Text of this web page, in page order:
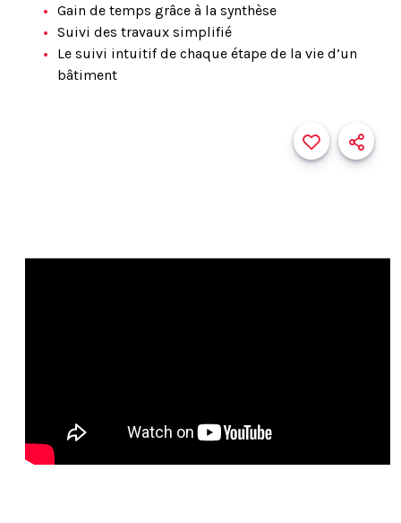
Gain de temps grâce à la synthèse
Suivi des travaux simplifié
Le suivi intuitif de chaque étape de la vie d’un
bâtiment